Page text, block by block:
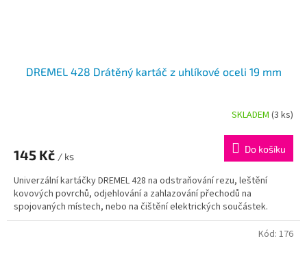
DREMEL 428 Drátěný kartáč z uhlíkové oceli 19 mm
SKLADEM (3 ks)
145 Kč / ks
Do košíku
Univerzální kartáčky DREMEL 428 na odstraňování rezu, leštění
kovových povrchů, odjehlování a zahlazování přechodů na
spojovaných místech, nebo na čištění elektrických součástek.
Kód: 176